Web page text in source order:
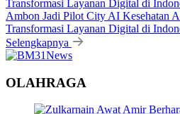
Ambon Jadi Pilot City AI Kesehatan
Transformasi Layanan Digital di
Selengkapnya
OLAHRAGA